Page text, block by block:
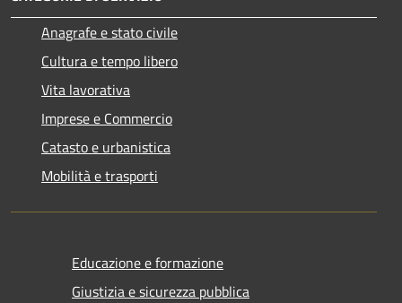
Anagrafe e stato civile
Cultura e tempo libero
Vita lavorativa
Imprese e Commercio
Catasto e urbanistica
Mobilità e trasporti
Educazione e formazione
Giustizia e sicurezza pubblica